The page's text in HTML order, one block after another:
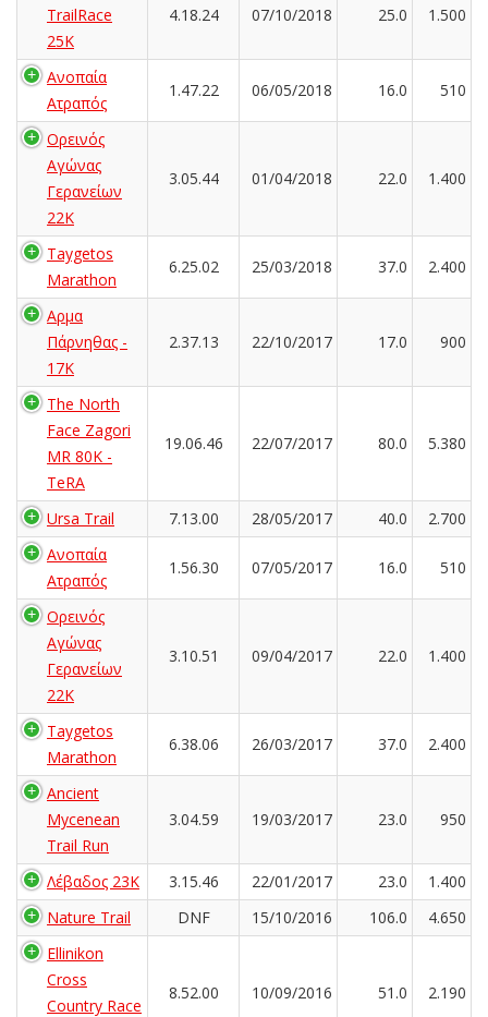
TrailRace
25K
4.18.24 07/10/2018 25.0 1.500
Ανοπαία
Ατραπός
1.47.22 06/05/2018 16.0 510
Ορεινός
Αγώνας
Γερανείων
22Κ
3.05.44 01/04/2018 22.0 1.400
Taygetos
Marathon
6.25.02 25/03/2018 37.0 2.400
Αρμα
Πάρνηθας -
17K
2.37.13 22/10/2017 17.0 900
The North
Face Zagori
MR 80K -
TeRA
19.06.46 22/07/2017 80.0 5.380
Ursa Trail 7.13.00 28/05/2017 40.0
2.700
Ανοπαία
Ατραπός
1.56.30 07/05/2017 16.0 510
Ορεινός
Αγώνας
Γερανείων
22Κ
3.10.51 09/04/2017 22.0 1.400
Taygetos
Marathon
6.38.06 26/03/2017 37.0 2.400
Ancient
Mycenean
Trail Run
3.04.59 19/03/2017 23.0 950
Λέβαδος 23Κ 3.15.46 22/01/2017 23.0
1.400
Nature Trail
DNF 15/10/2016 106.0
4.650
Ellinikon
Cross
Country Race
8.52.00 10/09/2016 51.0 2.190